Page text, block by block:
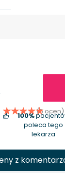
(5 ocen)
100%
poleca tego
lekarza
z